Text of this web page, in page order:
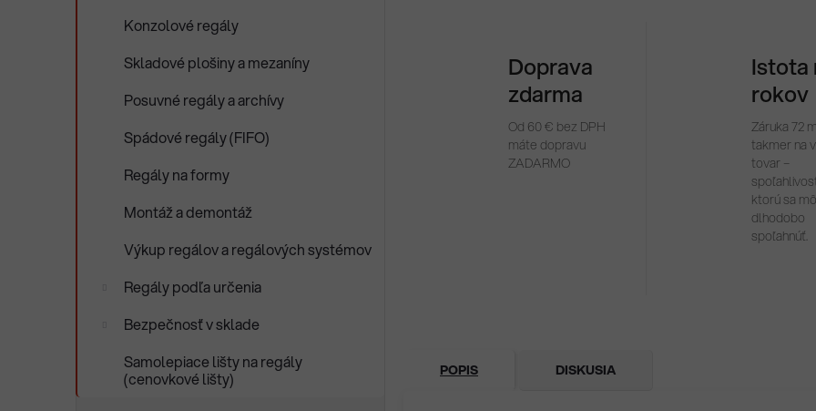
Konzolové regály
Skladové plošiny a mezaníny
Posuvné regály a archívy
Spádové regály (FIFO)
Regály na formy
Montáž a demontáž
Výkup regálov a regálových systémov
Regály podľa určenia
Bezpečnosť v sklade
Samolepiace lišty na regály
(cenovkové lišty)
Doprava
zdarma
Od 60 € bez DPH
máte dopravu
ZADARMO
Istota
rokov
Záruka 72
takmer na
tovar –
ktorú sa
dlhodobo
spoľahnúť.
POPIS DISKUSIA